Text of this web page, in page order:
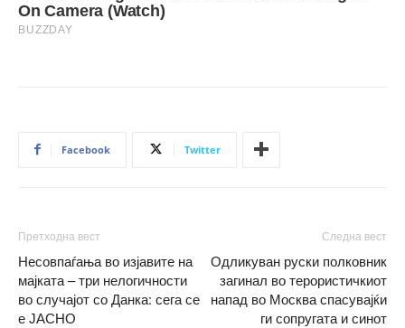
Facebook Twitter
Претходна вест
Несовпаѓања во изјавите на
мајката – три нелогичности
во случајот со Данка: сега се
е ЈАСНО
Следна вест
Одликуван руски полковник
загинал во терористичкиот
напад во Москва спасувајќи
ги сопругата и синот